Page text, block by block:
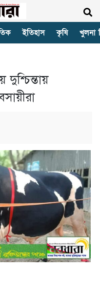
ইতিহাস কৃষি খুলনা
দুশ্চিন্তায়